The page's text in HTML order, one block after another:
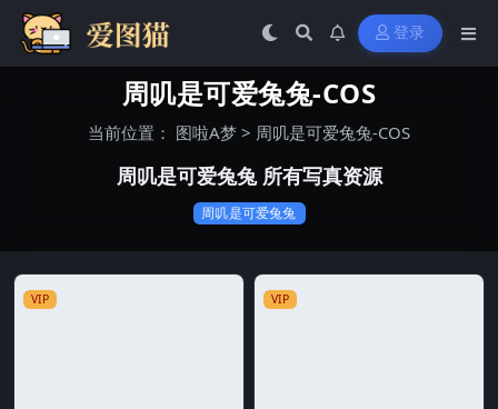
登录
周叽是可爱兔兔-COS
当前位置： 图啦A梦 > 周叽是可爱兔兔-COS
周叽是可爱兔兔 所有写真资源
周叽是可爱兔兔
VIP VIP